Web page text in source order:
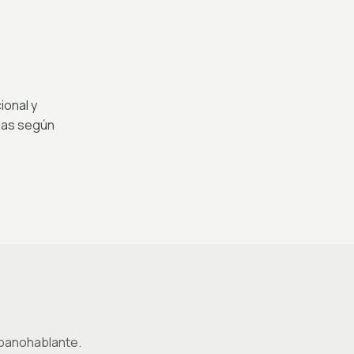
y
según